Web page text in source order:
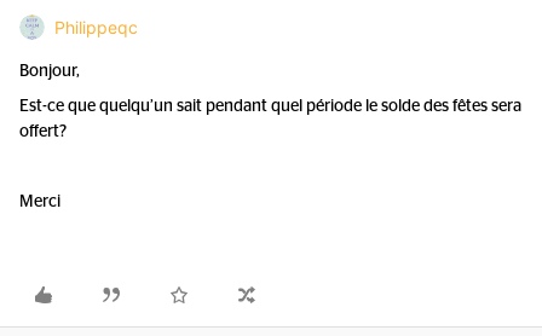
Philippeqc
Bonjour,
Est-ce que quelqu’un sait pendant quel période le solde des fêtes sera
offert?
Merci